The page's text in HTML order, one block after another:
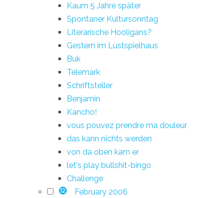
Kaum 5 Jahre später
Spontaner Kultursonntag
Literarische Hooligans?
Gestern im Lustspielhaus
Buk
Telemark
Schriftsteller
Benjamin
Kancho!
vous pouvez prendre ma douleur
das kann nichts werden
von da oben kam er
let's play bullshit-bingo
Challenge
12 February 2006